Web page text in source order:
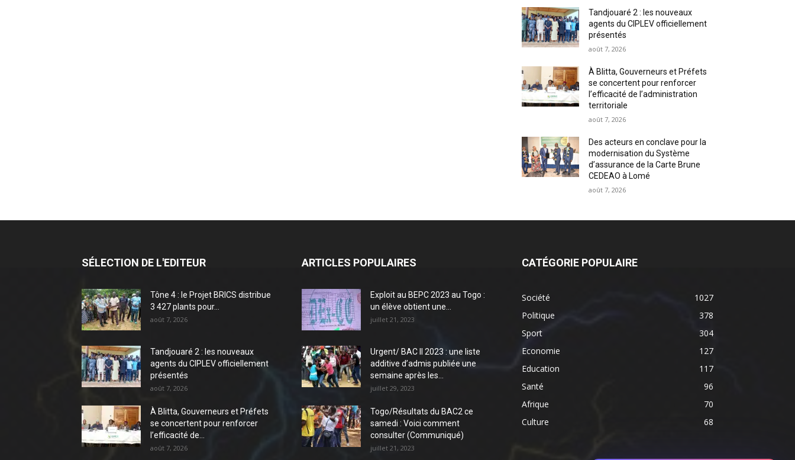
Tandjouaré 2 : les nouveaux
agents du CIPLEV officiellement
présentés
août 7, 2026
À Blitta, Gouverneurs et Préfets
se concertent pour renforcer
l’efficacité de l’administration
territoriale
août 7, 2026
Des acteurs en conclave pour la
modernisation du Système
d’assurance de la Carte Brune
CEDEAO à Lomé
août 7, 2026
SÉLECTION DE L'EDITEUR
Tône 4 : le Projet BRICS distribue
3 427 plants pour...
août 7, 2026
Tandjouaré 2 : les nouveaux
agents du CIPLEV officiellement
présentés
août 7, 2026
À Blitta, Gouverneurs et Préfets
se concertent pour renforcer
l’efficacité de...
août 7, 2026
ARTICLES POPULAIRES
Exploit au BEPC 2023 au Togo :
un élève obtient une...
juillet 21, 2023
Urgent/ BAC II 2023 : une liste
additive d’admis publiée une
semaine après les...
juillet 29, 2023
Togo/Résultats du BAC2 ce
samedi : Voici comment
consulter (Communiqué)
juillet 21, 2023
CATÉGORIE POPULAIRE
Société
1027
Politique
378
Sport
304
Economie
127
Education
117
Santé
96
Afrique
70
Culture
68